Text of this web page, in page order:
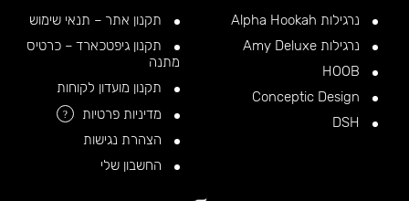
נרגילות Alpha Hookah
נרגילות Amy Deluxe
תקנון אתר – תנאי שימוש
תקנון גיפטכארד – כרטיס
מתנה
תקנון מועדון לקוחות
מדיניות פרטיות
?
הצהרת נגישות
החשבון שלי